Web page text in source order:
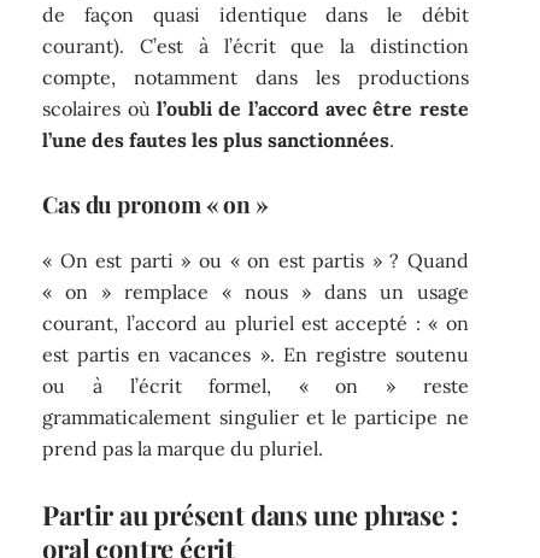
de façon quasi identique dans le débit
courant). C’est à l’écrit que la distinction
compte, notamment dans les productions
scolaires oùl’oubli de l’accord avec être reste
l’une des fautes les plus sanctionnées.
Cas du pronom « on »
« On est parti » ou « on est partis » ? Quand
« on » remplace « nous » dans un usage
courant, l’accord au pluriel est accepté : « on
est partis en vacances ». En registre soutenu
ou à l’écrit formel, « on » reste
grammaticalement singulier et le participe ne
prend pas la marque du pluriel.
Partir au présent dans une phrase :
oral contre écrit